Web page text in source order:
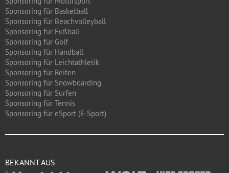
Sponsoring für Basketball
Sponsoring für Beachvolleyball
Sponsoring für Fußball
Sponsoring für Golf
Sponsoring für Handball
Sponsoring für Leichtathletik
Sponsoring für Reiten
Sponsoring für Snowboarding
Sponsoring für Surfen
Sponsoring für Tennis
Sponsoring für eSport (E-Sport)
BEKANNT AUS